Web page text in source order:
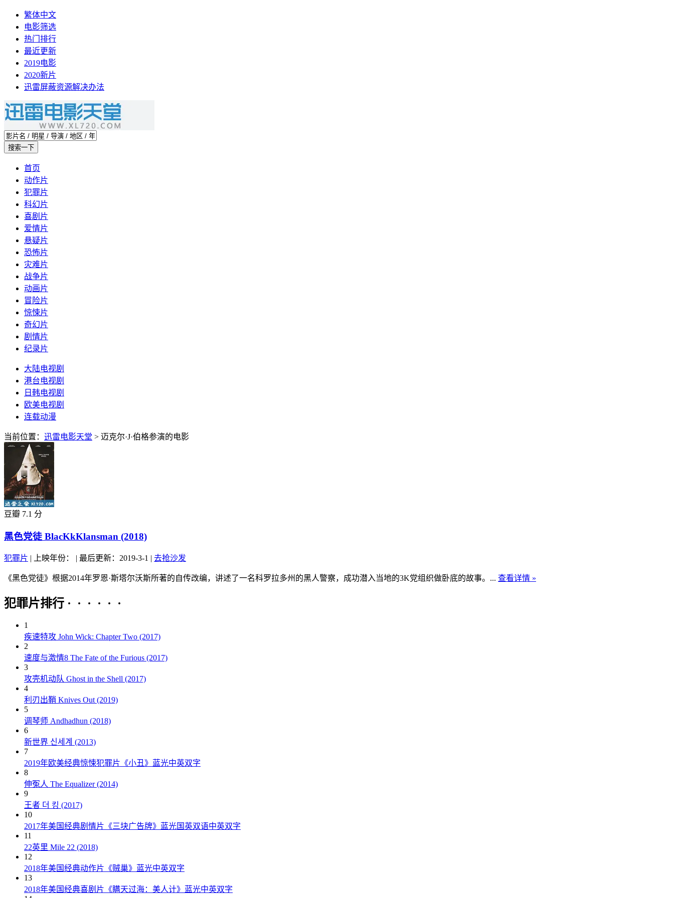
繁体中文
电影筛选
热门排行
最近更新
2019电影
2020新片
迅雷屏蔽资源解决办法
首页
动作片
犯罪片
科幻片
喜剧片
爱情片
悬疑片
恐怖片
灾难片
战争片
动画片
冒险片
惊悚片
奇幻片
剧情片
纪录片
大陆电视剧
港台电视剧
日韩电视剧
欧美电视剧
连载动漫
当前位置： 迅雷电影天堂 > 迈克尔·J·伯格参演的电影
豆瓣 7.1 分
黑色党徒 BlacKkKlansman (2018)
犯罪片 | 上映年份： | 最后更新：2019-3-1 | 去抢沙发
《黑色党徒》根据2014年罗恩·斯塔尔沃斯所著的自传改编，讲述了一名科罗拉多州的黑人警察，成功潜入当地的3K党组织做卧底的故事。... 查看详情 »
犯罪片排行 · · · · · ·
1
疾速特攻 John Wick: Chapter Two (2017)
2
速度与激情8 The Fate of the Furious (2017)
3
攻壳机动队 Ghost in the Shell (2017)
4
利刃出鞘 Knives Out (2019)
5
调琴师 Andhadhun (2018)
6
新世界 신세계 (2013)
7
2019年欧美经典惊悚犯罪片《小丑》蓝光中英双字
8
伸冤人 The Equalizer (2014)
9
王者 더 킹 (2017)
10
2017年美国经典剧情片《三块广告牌》蓝光国英双语中英双字
11
22英里 Mile 22 (2018)
12
2018年美国经典动作片《贼巢》蓝光中英双字
13
2018年美国经典喜剧片《瞒天过海：美人计》蓝光中英双字